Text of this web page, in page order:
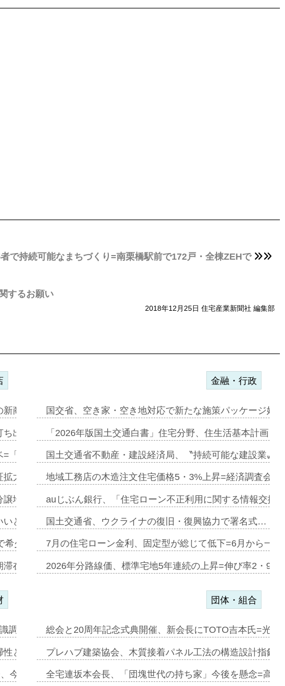
で持続可能なまちづくり=南栗橋駅前で172戸・全棟ZEHで
するお願い
2018年12月25日 住宅産業新聞社 編集部
新商品=「ファミーレキ…
ち出す=年内にも城南エ…
=「職住遊」融合型の賃…
拡大へ=ガーデンカフェ…
地開発で初協業=お互…
いとこどりのコリビング…
希少価値のある2階建…
滞在型ホテル第1弾が開…
金融・行政
国交省、空き家・空き地対応で新たな施策パッケージ始
「2026年版国土交通白書」住宅分野、住生活基本計画
国土交通省不動産・建設経済局、〝持続可能な建設業〟
地域工務店の木造注文住宅価格5・3%上昇=経済調査会
auじぶん銀行、「住宅ローン不正利用に関する情報交換
国土交通省、ウクライナの復旧・復興協力で署名式…
7月の住宅ローン金利、固定型が総じて低下=6月から一
2026年分路線価、標準宅地5年連続の上昇=伸び率2・
調査=Nature…
性と安全性追加=リンナ…
今期は増収見込む=…
団体・組合
総会と20周年記念式典開催、新会長にTOTO吉本氏=光
プレハブ建築協会、木質接着パネル工法の構造設計指針
全宅連坂本会長、「団塊世代の持ち家」今後を懸念=高